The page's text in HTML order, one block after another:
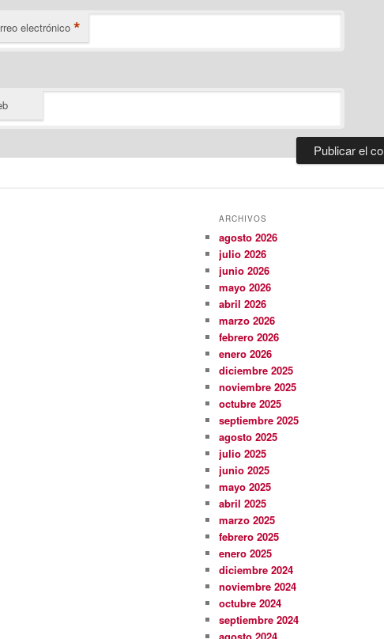
electrónico *
ARCHIVOS
agosto 2026
julio 2026
junio 2026
mayo 2026
abril 2026
marzo 2026
febrero 2026
enero 2026
diciembre 2025
noviembre 2025
octubre 2025
septiembre 2025
agosto 2025
julio 2025
junio 2025
mayo 2025
abril 2025
marzo 2025
febrero 2025
enero 2025
diciembre 2024
noviembre 2024
octubre 2024
septiembre 2024